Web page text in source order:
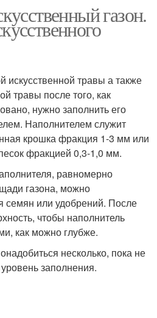
газон.
искусственной травы а также
травы после того, как
нужно заполнить его
Наполнителем служит
крошка фракция 1-3 мм или
фракцией 0,3-1,0 мм.
равномерно
газона, можно
семян или удобрений. После
чтобы наполнитель
как можно глубже.
несколько, пока не
заполнения.